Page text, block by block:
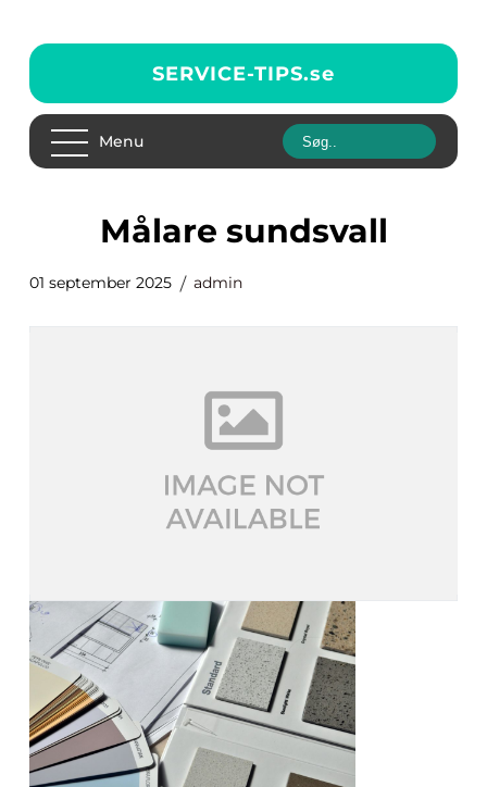
SERVICE-TIPS.se
Menu
målare sundsvall
01 september 2025 admin